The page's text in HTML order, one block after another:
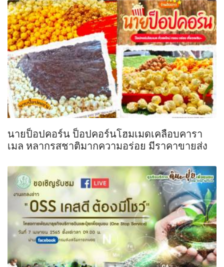
นายป็อปคอร์น ป็อปคอร์นโฮมเมดเคลือบคารา
เมล หลากรสชาติมากความอร่อย มีราคาขายส่ง